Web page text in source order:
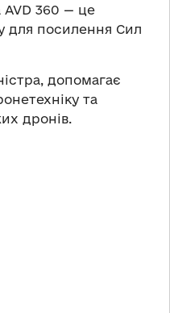
AVD 360 — це
для посилення Сил
допомагає
та
дронів.